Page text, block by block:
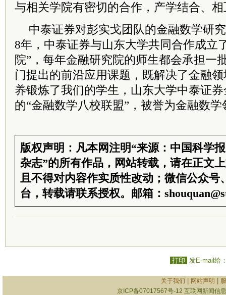
与相关学院有密切的合作，产学结合、
中泰证券对彭实戈团队的金融数学研
8年，中泰证券与山东大学共同合作成立
院”，每年金融研究院的师生都会承担一
门提出的前沿应用课题，既解决了金融
养锻炼了我们的学生，山东大学中泰证
的“金融数学八校联盟”，被誉为金融数学
版权声明：凡本网注明“来源：中国科学
杂志”的所有作品，网站转载，请在正文
且不得对内容作实质性改动；微信公众号
台，转载请联系授权。邮箱：
打印 发E-mail给
关于我们 网站声明
京ICP备07017567号-12 互联网新闻信